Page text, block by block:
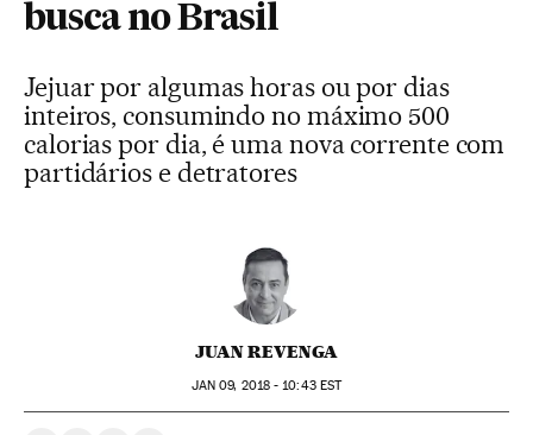
busca no Brasil
Jejuar por algumas horas ou por dias
inteiros, consumindo no máximo 500
calorias por dia, é uma nova corrente com
partidários e detratores
JUAN REVENGA
JAN 09, 2018 - 10:43EST